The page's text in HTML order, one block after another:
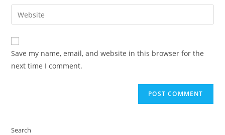
comment
email
address
comment
Enter
your
website
URL
(optional)
Save my name, email, and website in this browser for the
next time I comment.
Search